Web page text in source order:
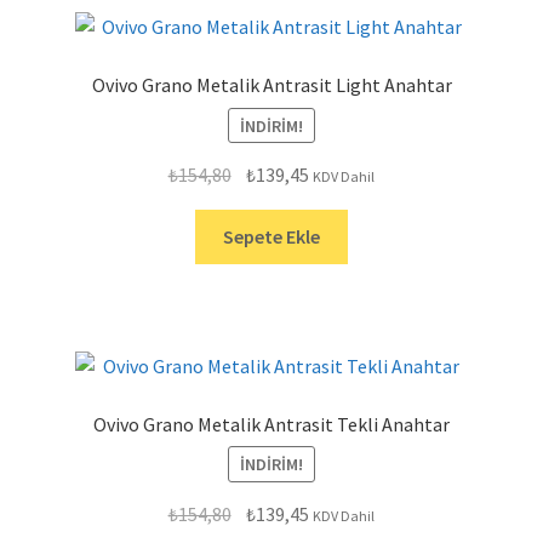
Ovivo Grano Metalik Antrasit Light Anahtar
İNDIRIM!
₺154,80 Orijinal
fiyat:
₺154,80.
₺139,45 Şu
andaki
fiyat:
₺139,45.
KDV Dahil
Sepete Ekle
Ovivo Grano Metalik Antrasit Tekli Anahtar
İNDIRIM!
₺154,80 Orijinal
₺139,45 Şu
KDV Dahil